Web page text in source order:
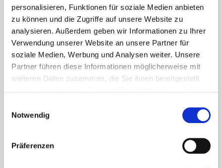
personalisieren, Funktionen für soziale Medien anbieten
zu können und die Zugriffe auf unsere Website zu
analysieren. Außerdem geben wir Informationen zu Ihrer
Verwendung unserer Website an unsere Partner für
soziale Medien, Werbung und Analysen weiter. Unsere
Partner führen diese Informationen möglicherweise mit
weiteren Daten zusammen, die Sie ihnen bereitgestellt
Notwendig
PräferenzenFÜR KUNDEN